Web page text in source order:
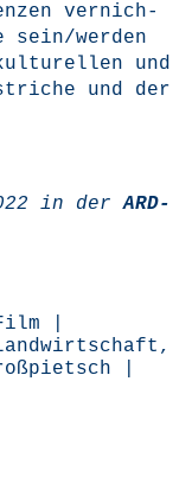
ver­nich­
sein/werden
und
und der
in derARD-
,